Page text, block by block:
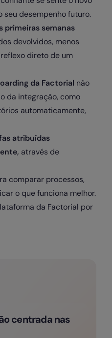
seu desempenho futuro.
primeiras semanas
devolvidos, menos
direto de um
da Factorial não
da integração, como
automaticamente,
atribuídas
através de
comparar processos,
o que funciona melhor.
da Factorial por
centrada nas